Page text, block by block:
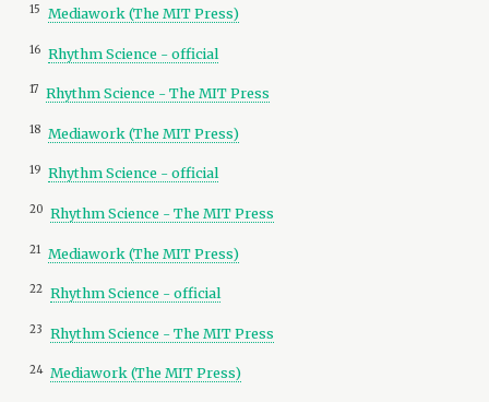
15 Mediawork (The MIT Press)
16 Rhythm Science - official
17 Rhythm Science - The MIT Press
18 Mediawork (The MIT Press)
19 Rhythm Science - official
20 Rhythm Science - The MIT Press
21 Mediawork (The MIT Press)
22 Rhythm Science - official
23 Rhythm Science - The MIT Press
24 Mediawork (The MIT Press)